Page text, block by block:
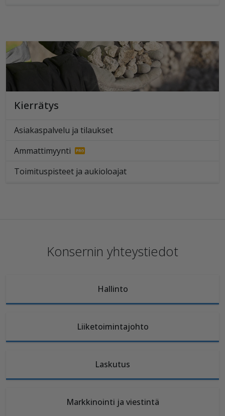
Kierrätys
Asiakaspalvelu ja tilaukset
Ammattimyynti
Toimituspisteet ja aukioloajat
Konsernin yhteystiedot
Hallinto
Liiketoimintajohto
Laskutus
Markkinointi ja viestintä